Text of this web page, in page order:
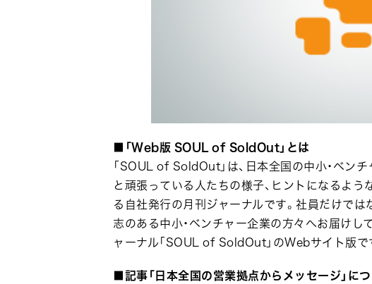
■「Web版 SOUL of SoldOut」とは
「SOUL of SoldOut」は、日本全国の中小・ベン
と頑張っている人たちの様子、ヒントになるよ
る自社発行の月刊ジャーナルです。社員だけでは
志のある中小・ベンチャー企業の方々へお届け
ャーナル「SOUL of SoldOut」のWebサイト版で
■記事「日本全国の営業拠点からメッセージ」に